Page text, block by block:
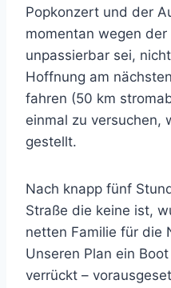
Popkonzert und der
momentan wegen der
unpassierbar sei,
Hoffnung am
fahren (50 km
einmal zu versuchen,
gestellt.
Nach knapp fünf
Straße die keine ist,
netten Familie für die
Unseren Plan ein
verrückt –